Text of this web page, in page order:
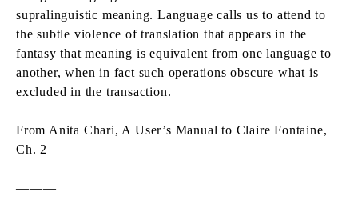
supralinguistic meaning. Language calls us to attend to
the subtle violence of translation that appears in the
fantasy that meaning is equivalent from one language to
another, when in fact such operations obscure what is
excluded in the transaction.
From Anita Chari, A User’s Manual to Claire Fontaine,
Ch. 2
———